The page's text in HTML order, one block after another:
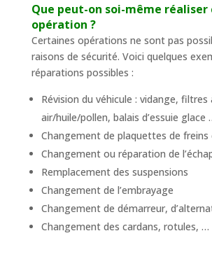
Que peut-on soi-même réaliser
opération ?
Certaines opérations ne sont pas
raisons de sécurité. Voici quelques
réparations possibles :
Révision du véhicule : vidange, filtres
air/huile/pollen, balais d’essuie glace
Changement de plaquettes de freins
Changement ou réparation de
Remplacement des suspensions
Changement de l’embrayage
Changement de démarreur,
Changement des cardans, rotules, …